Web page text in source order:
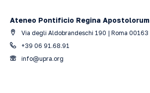
Ateneo Pontificio Regina Apostolorum
Via degli Aldobrandeschi 190 | Roma 00163
+39 06 91.68.91
info@upra.org